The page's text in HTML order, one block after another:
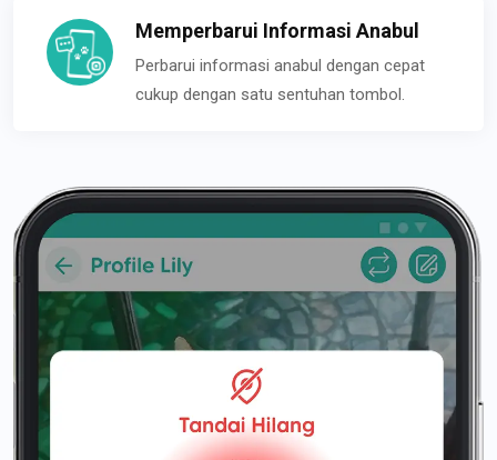
Memperbarui Informasi Anabul
Perbarui informasi anabul dengan cepat
cukup dengan satu sentuhan tombol.